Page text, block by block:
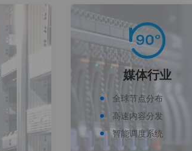
媒体行业
全球节点分布
高速内容分发
智能调度系统